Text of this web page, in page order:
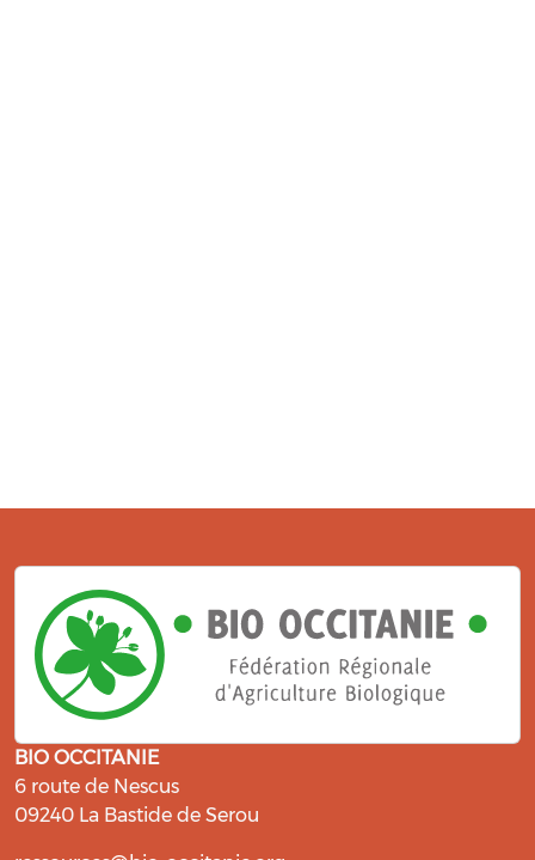
BIO OCCITANIE
6 route de Nescus
09240 La Bastide de Serou